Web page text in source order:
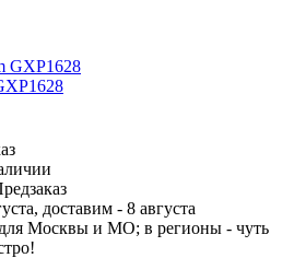
доставим - 8 августа
Москвы и МО; в регионы - чуть